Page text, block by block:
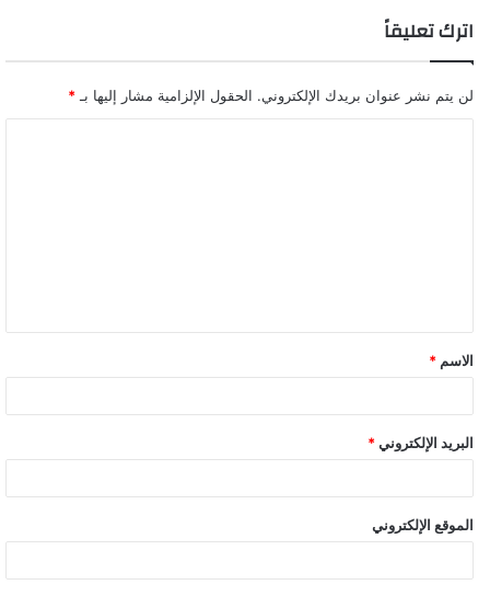
اترك تعليقاً
لن يتم نشر عنوان بريدك الإلكتروني. الحقول الإلزامية مشار إليها بـ *
ق
*
الاسم *
البريد الإلكتروني *
الموقع الإلكتروني